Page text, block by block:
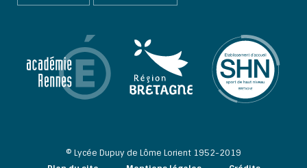
© Lycée Dupuy de Lôme Lorient 1952-2019